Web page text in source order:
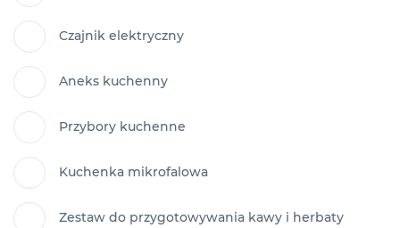
Czajnik elektryczny
Aneks kuchenny
Przybory kuchenne
Kuchenka mikrofalowa
Zestaw do przygotowywania kawy i herbaty